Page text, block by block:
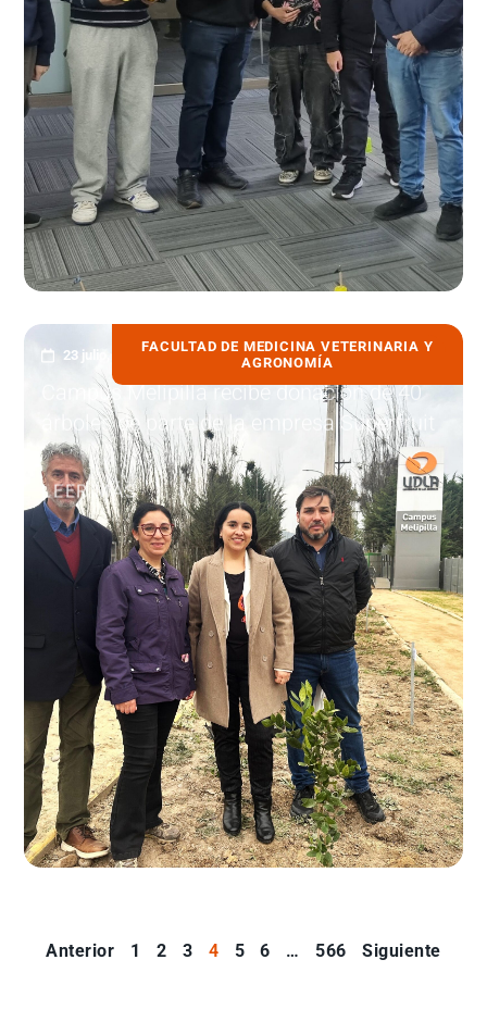
FACULTAD DE MEDICINA VETERINARIA Y
AGRONOMÍA
23 julio, 2026
Campus Melipilla recibe donación de 40
árboles de parte de la empresa Superfruit
LEER MÁS
Anterior 1 2 3 4 5 6 … 566 Siguiente